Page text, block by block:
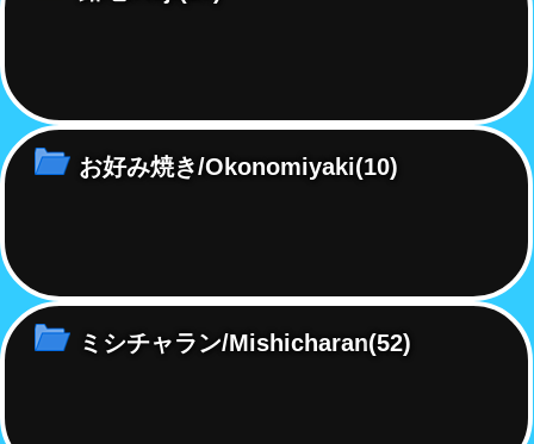
お好み焼き/Okonomiyaki(10)
ミシチャラン/Mishicharan(52)